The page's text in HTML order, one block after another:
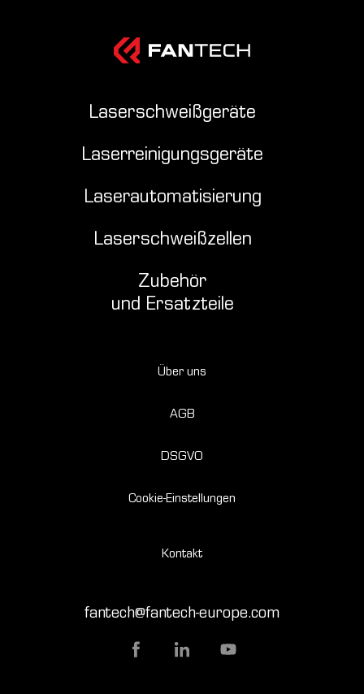
Laserschweißgeräte
Laserreinigungsgeräte
Laserautomatisierung
Laserschweißzellen
Zubehör
und Ersatzteile
Über uns
AGB
DSGVO
Cookie-Einstellungen
Kontakt
fantech@fantech-europe.com